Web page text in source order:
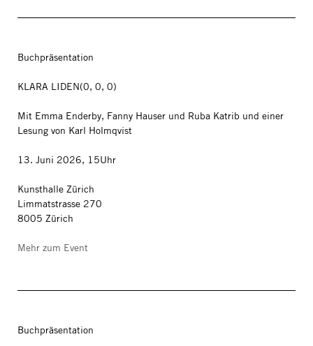
Buchpräsentation
KLARA LIDEN(0, 0, 0)
Mit Emma Enderby, Fanny Hauser und Ruba Katrib und einer
Lesung von Karl Holmqvist
13. Juni 2026, 15Uhr
Kunsthalle Zürich
Limmatstrasse 270
8005 Zürich
Mehr zum Event
Buchpräsentation